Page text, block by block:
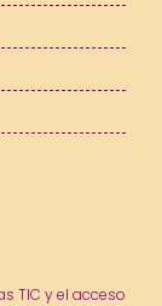
TIC y el acceso